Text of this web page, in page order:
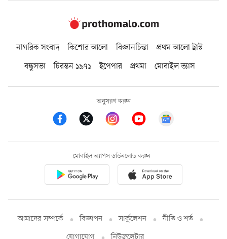
নাগরিক সংবাদ কিশোর আলো বিজ্ঞানচিন্তা
প্রথম আলো ট্রাস্ট
বন্ধুসভা
চিরন্তন ১৯৭১ ইপেপার প্রথমা মোবাইল ভ্যাস
অনুসরণ করুন
মোবাইল অ্যাপস ডাউনলোড করুন
আমাদের সম্পর্কে বিজ্ঞাপন সার্কুলেশন
নীতি ও শর্ত